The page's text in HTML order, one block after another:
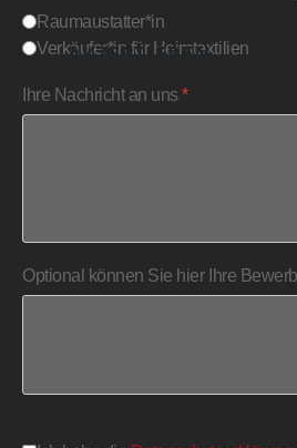
Raumaustatter*in
Verkäufer*in für Heimtextilien
Ihre Nachricht an uns*
Optional können Sie hier Ihre
AKZEPTIEREN